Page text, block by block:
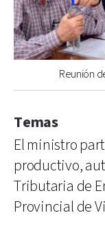
Reunión
Temas
El ministro
productivo,
Tributaria de
Provincial de